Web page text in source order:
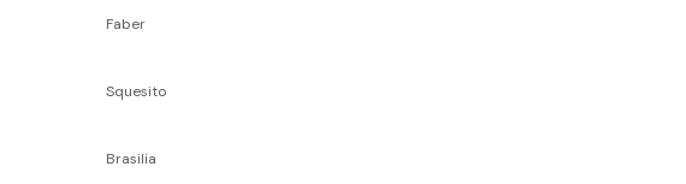
Faber
Squesito
Brasilia